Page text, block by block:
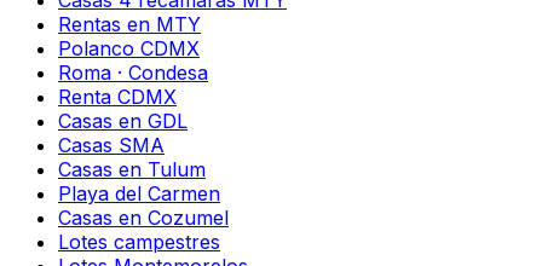
Rentas en MTY
Polanco CDMX
Roma · Condesa
Renta CDMX
Casas en GDL
Casas SMA
Casas en Tulum
Playa del Carmen
Casas en Cozumel
Lotes campestres